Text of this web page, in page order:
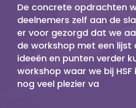
De concrete opdrachten
deelnemers zelf aan de
er voor gezorgd dat we
de workshop met een lijst
ideeën en punten verder
workshop waar we bij
nog veel plezier va